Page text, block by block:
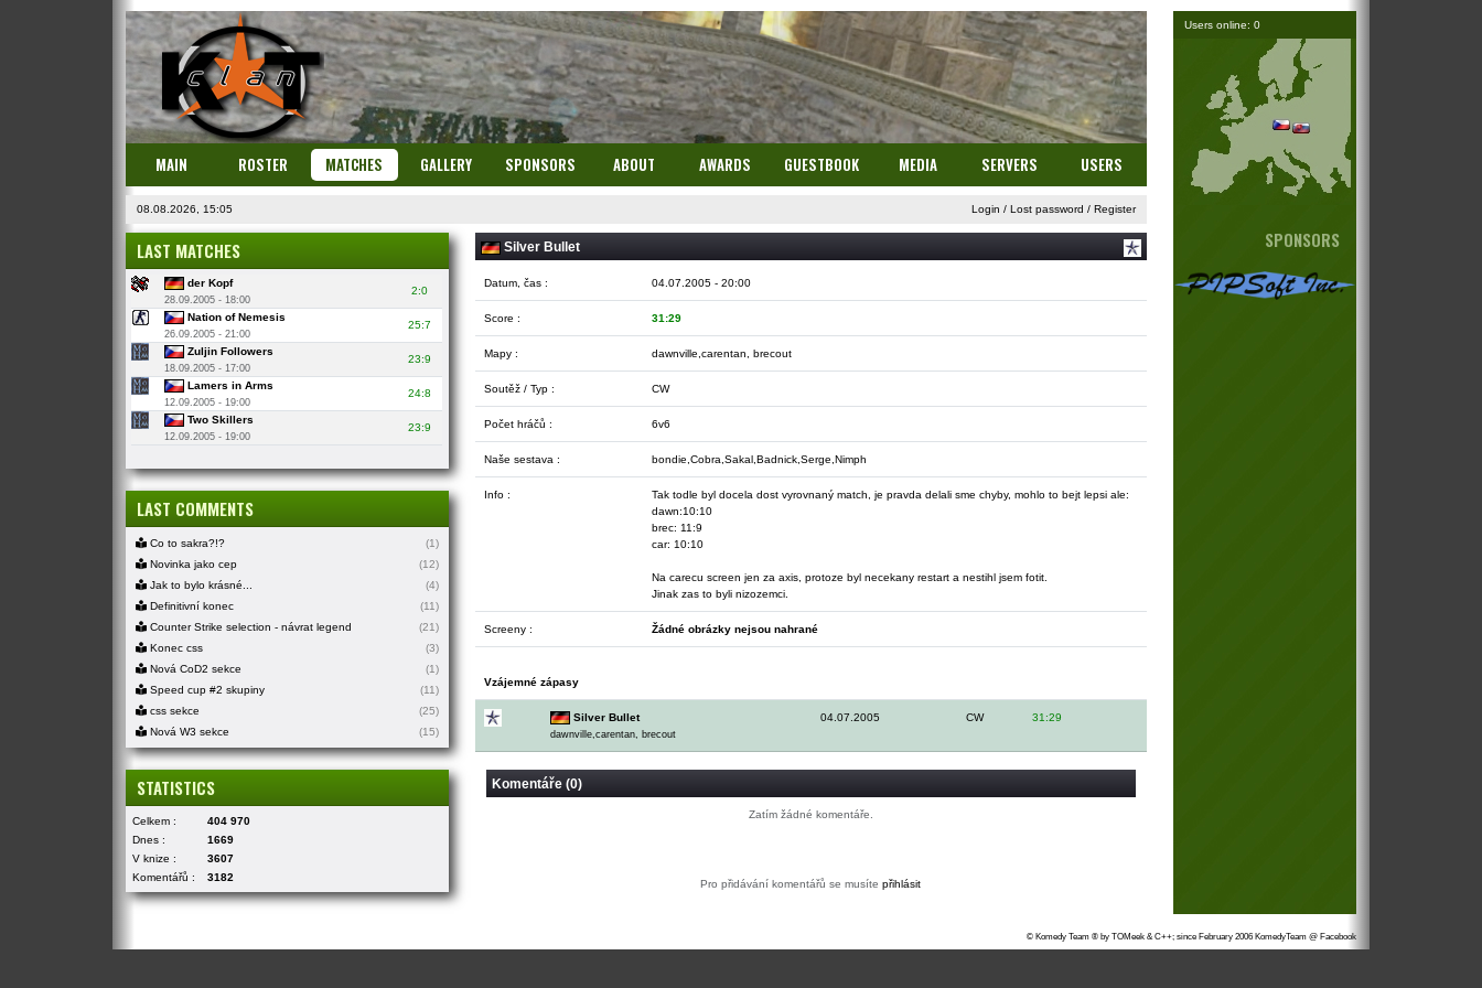
MAIN ROSTER MATCHES GALLERY SPONSORS ABOUT AWARDS GUESTBOOK MEDIA SERVERS USERS
08.08.2026, 15:05 Login / Lost password / Register
LAST MATCHES
der Kopf
28.09.2005 - 18:00
2:0
Nation of Nemesis
26.09.2005 - 21:00
25:7
Zuljin Followers
18.09.2005 - 17:00
23:9
Lamers in Arms
12.09.2005 - 19:00
24:8
Two Skillers
12.09.2005 - 19:00
23:9
LAST COMMENTS
Co to sakra?!?
(1)
Novinka jako cep
(12)
Jak to bylo krásné...
(4)
Definitivní konec
(11)
Counter Strike selection - návrat legend
(21)
Konec css
(3)
Nová CoD2 sekce
(1)
Speed cup #2 skupiny
(11)
css sekce
(25)
Nová W3 sekce
(15)
STATISTICS
Celkem :
404 970
Dnes :
1669
V knize :
3607
Komentářů :
3182
Silver Bullet
Datum, čas : 04.07.2005 - 20:00
Score : 31:29
Mapy : dawnville,carentan, brecout
Soutěž / Typ : CW
Počet hráčů : 6v6
Naše sestava : bondie,Cobra,Sakal,Badnick,Serge,Nimph
Info :
Tak todle byl docela dost vyrovnaný match, je pravda delali sme chyby, mohlo to bejt lepsi ale:
dawn:10:10
brec: 11:9
car: 10:10
Na carecu screen jen za axis, protoze byl necekany restart a nestihl jsem fotit.
Jinak zas to byli nizozemci.
Screeny : Žádné obrázky nejsou nahrané
Vzájemné zápasy
Silver Bullet
dawnville,carentan, brecout
04.07.2005 CW 31:29
Komentáře (0)
Zatím žádné komentáře.
Pro přidávání komentářů se musítepřihlásit
Users online: 0
SPONSORS
© Komedy Team ® by TOMeek & C++; since February 2006 KomedyTeam @ Facebook